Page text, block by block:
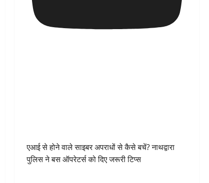
एआई से होने वाले साइबर अपराधों से कैसे बचें? नाथद्वारा
पुलिस ने बस ऑपरेटर्स को दिए जरूरी टिप्स